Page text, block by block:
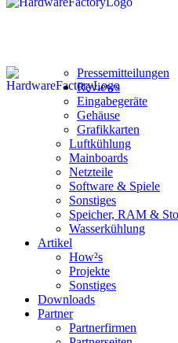
Pressemitteilungen
Reviews
Eingabegeräte
Gehäuse
Grafikkarten
Luftkühlung
Mainboards
Netzteile
Software & Spiele
Sonstiges
Speicher, RAM &
Wasserkühlung
Artikel
How²s
Projekte
Sonstiges
Downloads
Partner
Partnerfirmen